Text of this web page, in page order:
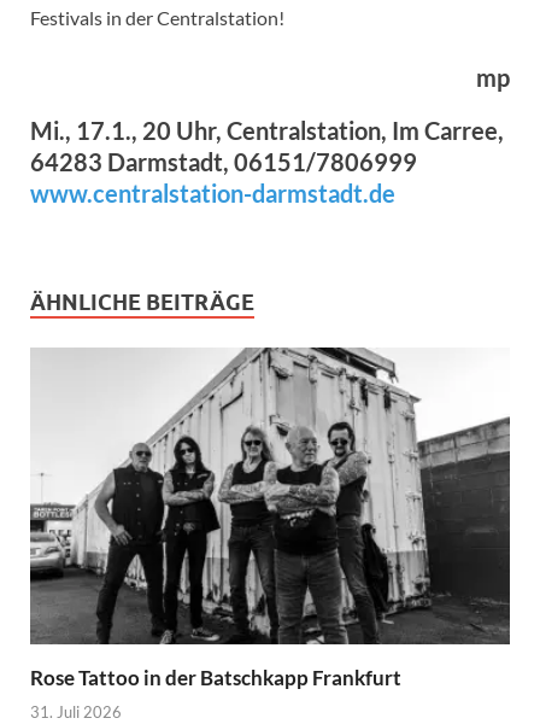
Festivals in der Centralstation!
mp
Mi., 17.1., 20 Uhr, Centralstation, Im Carree,
64283 Darmstadt, 06151/7806999
www.centralstation-darmstadt.de
ÄHNLICHE BEITRÄGE
Rose Tattoo in der Batschkapp Frankfurt
31. Juli 2026